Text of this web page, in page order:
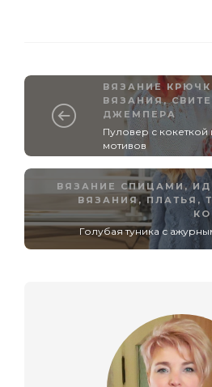
ВЯЗАНИЕ
ВЯЗАНИЯ,
ДЖЕМПЕРА
Пуловер с кокеткой
мотивов
ВЯЗАНИЕ СПИЦАМИ,
ВЯЗАНИЯ, ПЛАТЬЯ,
Голубая туника с